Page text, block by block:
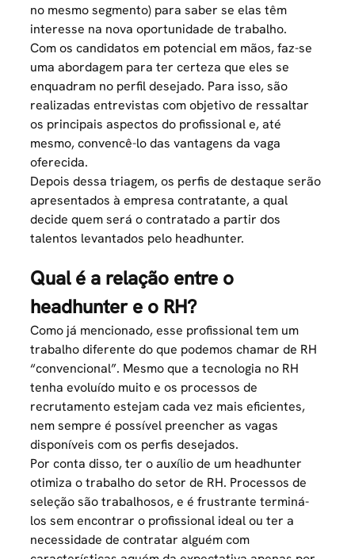
no mesmo segmento) para saber se elas têm
interesse na nova oportunidade de trabalho.
Com os candidatos em potencial em mãos, faz-se
uma abordagem para ter certeza que eles se
enquadram no perfil desejado. Para isso, são
realizadas entrevistas com objetivo de ressaltar
os principais aspectos do profissional e, até
mesmo, convencê-lo das vantagens da vaga
oferecida.
Depois dessa triagem, os perfis de destaque serão
apresentados à empresa contratante, a qual
decide quem será o contratado a partir dos
talentos levantados pelo headhunter.
Qual é a relação entre o
headhunter e o RH?
Como já mencionado, esse profissional tem um
trabalho diferente do que podemos chamar de RH
“convencional”. Mesmo que atecnologia no RH
tenha evoluído muito e os processos de
recrutamento estejam cada vez mais eficientes,
nem sempre é possível preencher as vagas
disponíveis com os perfis desejados.
Por conta disso, ter o auxílio de um headhunter
otimiza o trabalho do setor de RH. Processos de
seleção são trabalhosos, e é frustrante terminá-
los sem encontrar o profissional ideal ou ter a
necessidade de contratar alguém com